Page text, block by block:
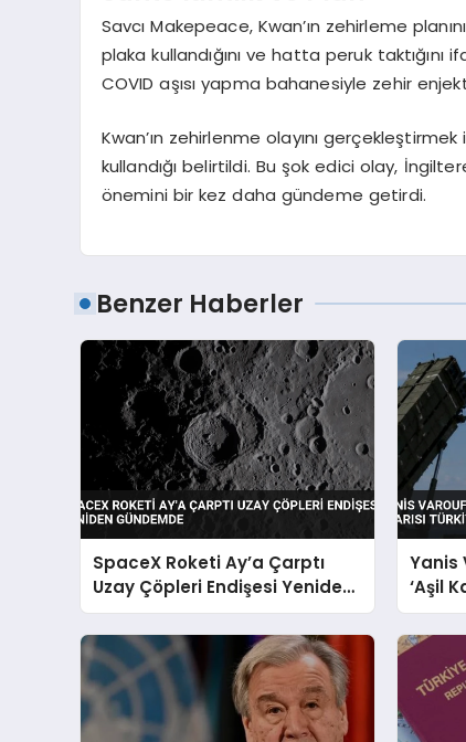
Savcı Makepeace, Kwan’ın zehirleme
plaka kullandığını ve hatta peruk taktığını
COVID aşısı yapma bahanesiyle zehir
Kwan’ın zehirlenme olayını
kullandığı belirtildi. Bu şok edici olay,
önemini bir kez daha gündeme getirdi.
Benzer Haberler
SpaceX Roketi Ay’a Çarptı
Uzay Çöpleri Endişesi Yeniden
Gündemde
Yanis
‘Aşil